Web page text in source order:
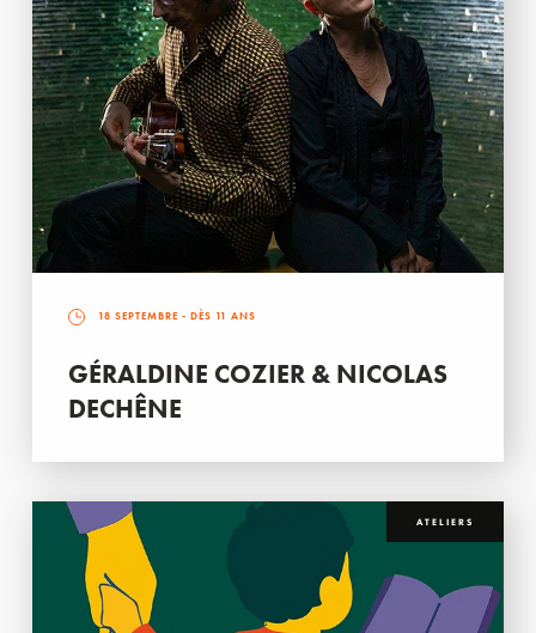
18 SEPTEMBRE - DÈS 11 ANS
GÉRALDINE COZIER & NICOLAS
DECHÊNE
ATELIERS